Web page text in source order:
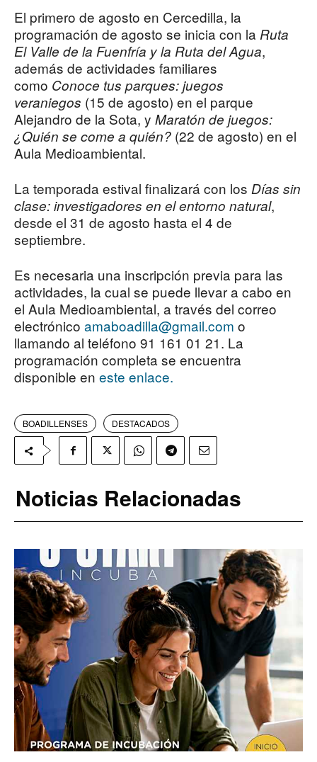
El primero de agosto en Cercedilla, la
programación de agosto se inicia con la Ruta
El Valle de la Fuenfría y la Ruta del Agua,
además de actividades familiares
como Conoce tus parques: juegos
veraniegos (15 de agosto) en el parque
Alejandro de la Sota, y Maratón de juegos:
¿Quién se come a quién? (22 de agosto) en el
Aula Medioambiental.
La temporada estival finalizará con los Días sin
clase: investigadores en el entorno natural,
desde el 31 de agosto hasta el 4 de
septiembre.
Es necesaria una inscripción previa para las
actividades, la cual se puede llevar a cabo en
el Aula Medioambiental, a través del correo
electrónico amaboadilla@gmail.com o
llamando al teléfono 91 161 01 21. La
programación completa se encuentra
disponible en este enlace.
BOADILLENSES DESTACADOS
Noticias Relacionadas